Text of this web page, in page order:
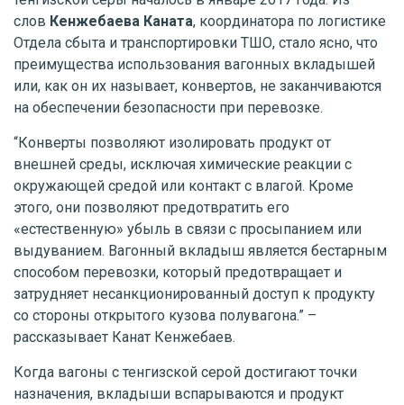
слов Кенжебаева Каната, координатора по логистике
Отдела сбыта и транспортировки ТШО, стало ясно, что
преимущества использования вагонных вкладышей
или, как он их называет, конвертов, не заканчиваются
на обеспечении безопасности при перевозке.
“Конверты позволяют изолировать продукт от
внешней среды, исключая химические реакции с
окружающей средой или контакт с влагой. Кроме
этого, они позволяют предотвратить его
«естественную» убыль в связи с просыпанием или
выдуванием. Вагонный вкладыш является бестарным
способом перевозки, который предотвращает и
затрудняет несанкционированный доступ к продукту
со стороны открытого кузова полувагона.” –
рассказывает Канат Кенжебаев.
Когда вагоны с тенгизской серой достигают точки
назначения, вкладыши вспарываются и продукт